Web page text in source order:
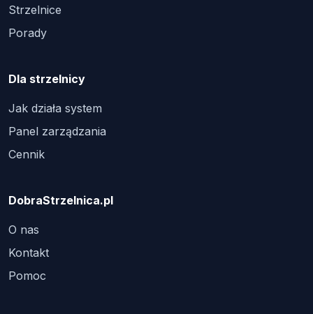
Strzelnice
Porady
Dla strzelnicy
Jak działa system
Panel zarządzania
Cennik
DobraStrzelnica.pl
O nas
Kontakt
Pomoc